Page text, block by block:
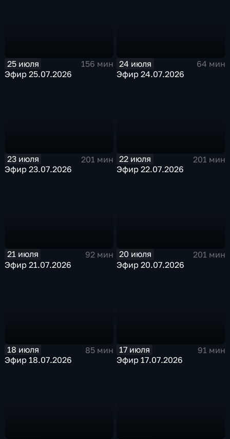
25 июля
156 мин
Эфир 25.07.2026
24 июля
64 мин
Эфир 24.07.2026
23 июля
201 мин
Эфир 23.07.2026
22 июля
201 мин
Эфир 22.07.2026
21 июля
92 мин
Эфир 21.07.2026
20 июля
201 мин
Эфир 20.07.2026
18 июля
85 мин
Эфир 18.07.2026
17 июля
91 мин
Эфир 17.07.2026